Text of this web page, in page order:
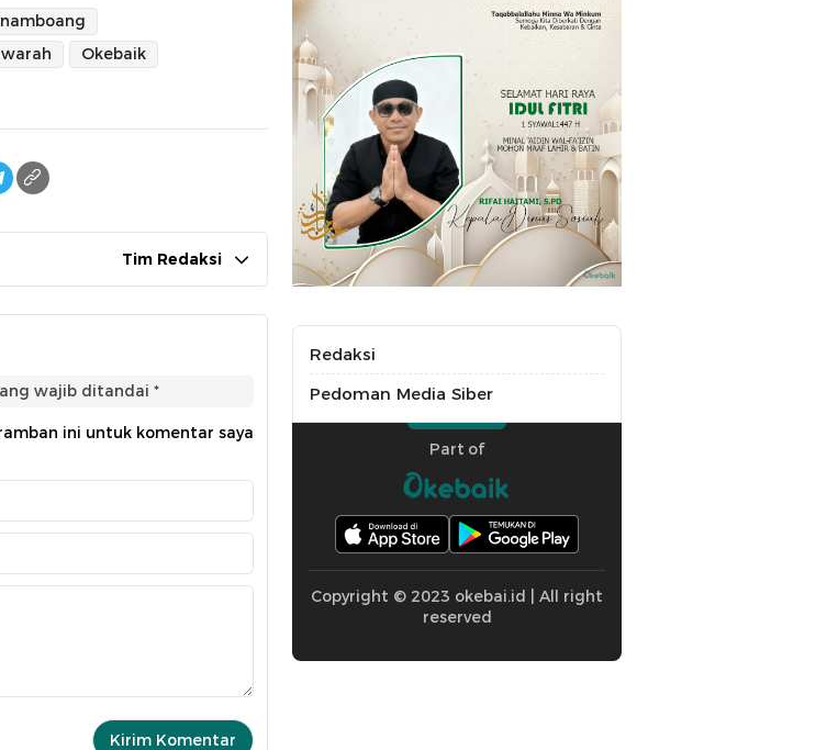
Okebaik
Tim Redaksi
wajib ditandai *
ini untuk komentar saya
Redaksi
Pedoman Media Siber
Part of
Copyright © 2023 okebai.id | All right
reserved